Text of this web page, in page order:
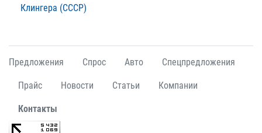
Клингера (СССР)
Предложения Спрос Авто Спецпредложения
Прайс Новости Статьи Компании
Контакты